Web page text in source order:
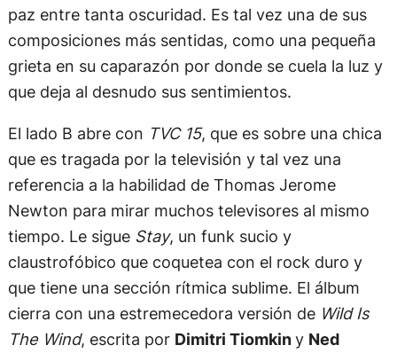
paz entre tanta oscuridad. Es tal vez una de sus
composiciones más sentidas, como una pequeña
grieta en su caparazón por donde se cuela la luz y
que deja al desnudo sus sentimientos.
El lado B abre con TVC 15, que es sobre una chica
que es tragada por la televisión y tal vez una
referencia a la habilidad de Thomas Jerome
Newton para mirar muchos televisores al mismo
tiempo. Le sigue Stay, un funk sucio y
claustrofóbico que coquetea con el rock duro y
que tiene una sección rítmica sublime. El álbum
cierra con una estremecedora versión de Wild Is
The Wind, escrita por Dimitri Tiomkiny Ned